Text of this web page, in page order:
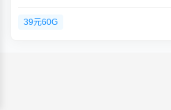
39元60G